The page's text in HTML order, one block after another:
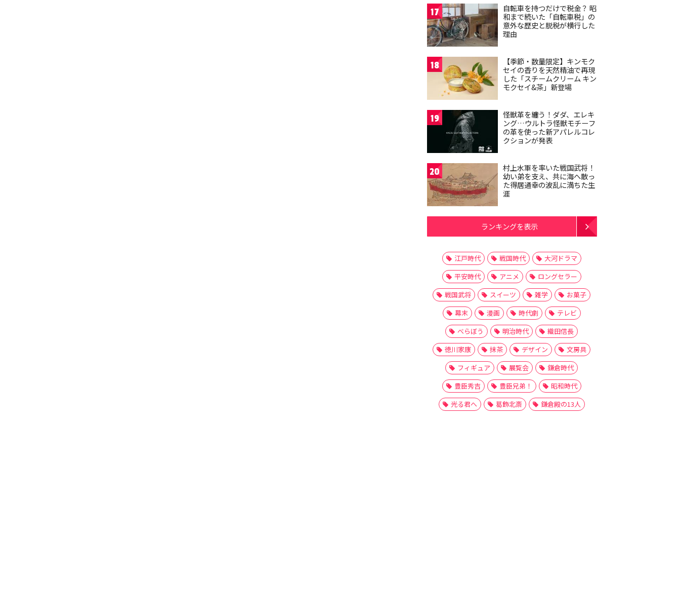
17
自転車を持つだけで税金？ 昭
和まで続いた「自転車税」の
意外な歴史と脱税が横行した
理由
18
【季節・数量限定】キンモク
セイの香りを天然精油で再現
した「スチームクリーム キン
モクセイ&茶」新登場
19
怪獣革を纏う！ダダ、エレキ
ング…ウルトラ怪獣モチーフ
の革を使った新アパレルコレ
クションが発表
20
村上水軍を率いた戦国武将！
幼い弟を支え、共に海へ散っ
た得居通幸の波乱に満ちた生
涯
ランキングを表示
江戸時代 戦国時代
大河ドラマ
平安時代
アニメ
ロングセラー
戦国武将
スイーツ 雑学
お菓子
幕末
漫画 時代劇
テレビ
べらぼう
明治時代
織田信長
徳川家康
抹茶 デザイン
文房具
フィギュア
展覧会
鎌倉時代
豊臣秀吉
豊臣兄弟！
昭和時代
光る君へ
葛飾北斎 鎌倉殿の13人